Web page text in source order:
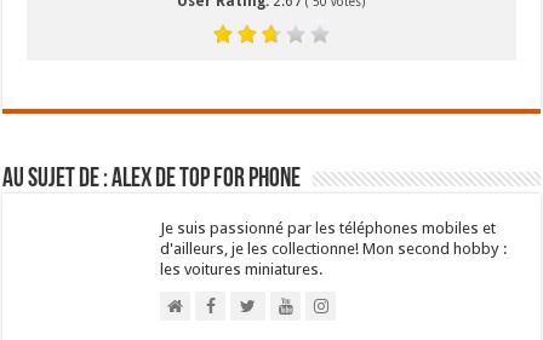
Au sujet de : Alex de Top For Phone
Je suis passionné par les téléphones mobiles et
d'ailleurs, je les collectionne! Mon second hobby :
les voitures miniatures.